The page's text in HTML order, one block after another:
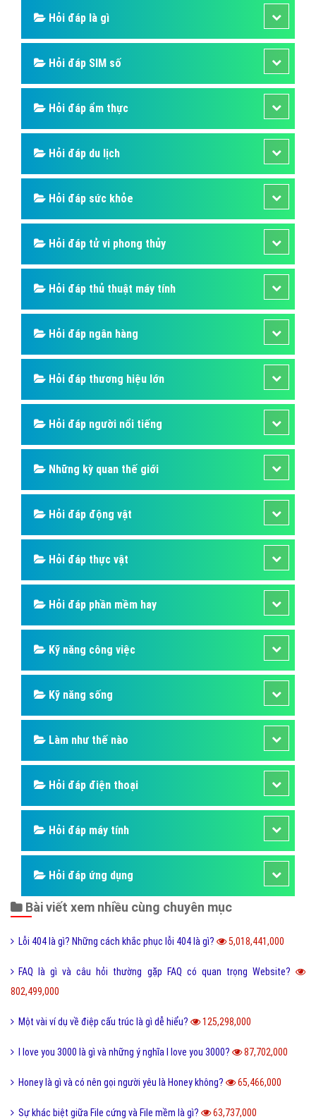
Hỏi đáp là gì
Hỏi đáp SIM số
Hỏi đáp ẩm thực
Hỏi đáp du lịch
Hỏi đáp sức khỏe
Hỏi đáp tử vi phong thủy
Hỏi đáp thủ thuật máy tính
Hỏi đáp ngân hàng
Hỏi đáp thương hiệu lớn
Hỏi đáp người nổi tiếng
Những kỳ quan thế giới
Hỏi đáp động vật
Hỏi đáp thực vật
Hỏi đáp phần mềm hay
Kỹ năng công việc
Kỹ năng sống
Làm như thế nào
Hỏi đáp điện thoại
Hỏi đáp máy tính
Hỏi đáp ứng dụng
Bài viết xem nhiều cùng chuyên mục
Lỗi 404 là gì? Những cách khắc phục lỗi 404 là gì? 5,018,441,000
FAQ là gì và câu hỏi thường gặp FAQ có quan trọng Website?
802,499,000
Một vài ví dụ về điệp cấu trúc là gì dễ hiểu? 125,298,000
I love you 3000 là gì và những ý nghĩa I love you 3000? 87,702,000
Honey là gì và có nên gọi người yêu là Honey không? 65,466,000
Sự khác biệt giữa File cứng và File mềm là gì? 63,737,000